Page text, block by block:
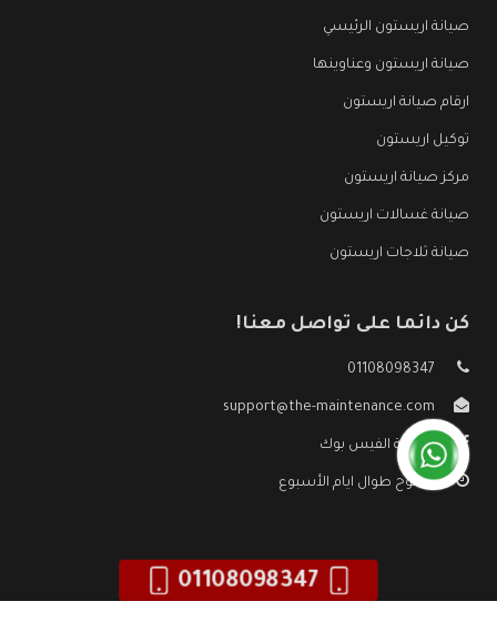
صيانة اريستون الرئيسي
صيانة اريستون وعناوينها
ارقام صيانة اريستون
توكيل اريستون
مركز صيانة اريستون
صيانة غسالات اريستون
صيانة ثلاجات اريستون
كن دائما على تواصل معنا!
01108098347
support@the-maintenance.com
صفحة الفيس بوك
مفتوح طوال ايام الأسبوع
01108098347